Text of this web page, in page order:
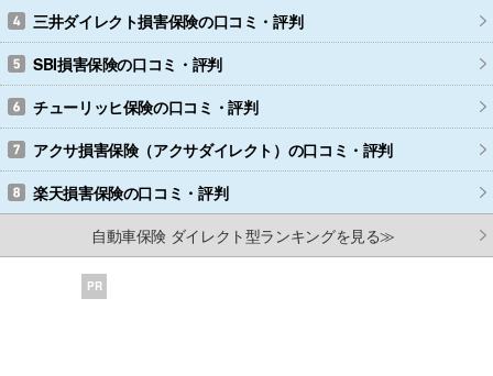
三井ダイレクト損害保険の口コミ・評判
SBI損害保険の口コミ・評判
チューリッヒ保険の口コミ・評判
アクサ損害保険（アクサダイレクト） の口コミ・評判
楽天損害保険の口コミ・評判
自動車保険 ダイレクト型ランキングを見る≫
PR